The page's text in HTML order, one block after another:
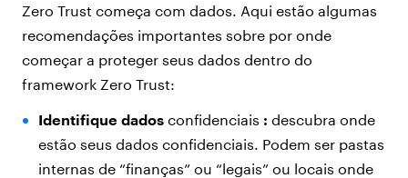
Zero Trust começa com dados. Aqui estão algumas
recomendações importantes sobre por onde
começar a proteger seus dados dentro do
framework Zero Trust:
Identifique dadosconfidenciais : descubra onde
estão seus dados confidenciais. Podem ser pastas
internas de “finanças” ou “legais” ou locais onde